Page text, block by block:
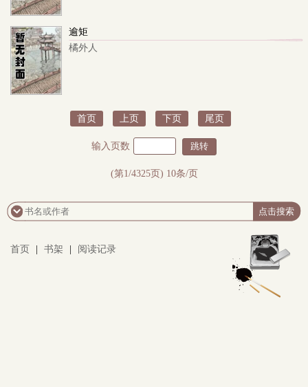
逾矩
橘外人
首页 上页 下页 尾页
输入页数
(第1/4325页) 10条/页
首页 书架 阅读记录